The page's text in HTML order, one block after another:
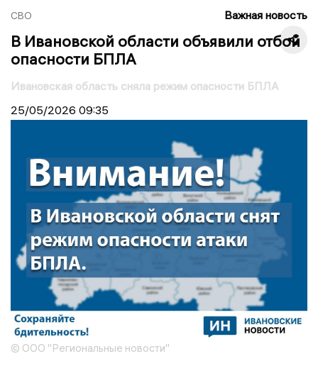
СВО Важная новость
В Ивановской области объявили отбой
опасности БПЛА
Ивановская область сняла режим опасности БПЛА
25/05/2026 09:35
© ООО "Региональные новости"